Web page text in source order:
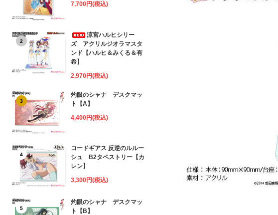
7,700円(税込)
2
涼宮ハルヒシリー
ズ アクリルジオラマスタ
ンド【ハルヒ＆みくる＆有
希】
2,970円(税込)
3
灼眼のシャナ デスクマッ
ト【A】
4,400円(税込)
4
コードギアス 反逆のルルー
シュ B2タペストリー【カ
レン】
3,300円(税込)
5
灼眼のシャナ デスクマッ
ト【B】